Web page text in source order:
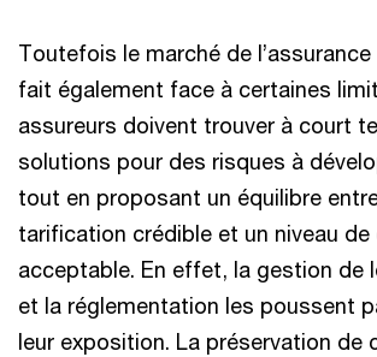
Toutefois le marché de
fait également face à certaines
assureurs doivent trouver à court
solutions pour des risques à
tout en proposant un équilibre
tarification crédible et un niveau de
acceptable. En effet, la gestion de
et la réglementation les poussent
leur exposition. La préservation de